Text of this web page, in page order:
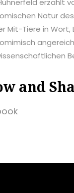
erzählt
Natur
Mit-Tiere in Wort,
and